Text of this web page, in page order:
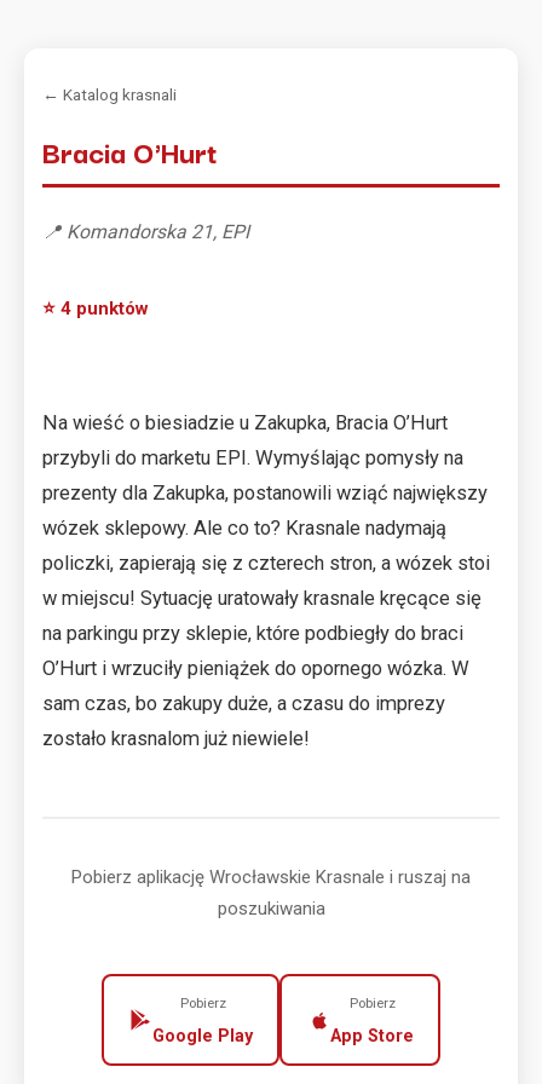
← Katalog krasnali
Bracia O'Hurt
📍 Komandorska 21, EPI
⭐ 4 punktów
Na wieść o biesiadzie u Zakupka, Bracia O’Hurt
przybyli do marketu EPI. Wymyślając pomysły na
prezenty dla Zakupka, postanowili wziąć największy
wózek sklepowy. Ale co to? Krasnale nadymają
policzki, zapierają się z czterech stron, a wózek stoi
w miejscu! Sytuację uratowały krasnale kręcące się
na parkingu przy sklepie, które podbiegły do braci
O’Hurt i wrzuciły pieniążek do opornego wózka. W
sam czas, bo zakupy duże, a czasu do imprezy
zostało krasnalom już niewiele!
Pobierz aplikację Wrocławskie Krasnale i ruszaj na
poszukiwania
Pobierz
Google Play
Pobierz
App Store